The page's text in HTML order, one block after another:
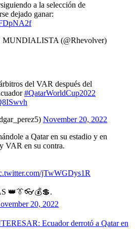
a la selección de
dejado ganar:
(@Rhevolver)
del VAR después del
#QatarWorldCup2022
November 20, 2022
a Qatar en su estadio y en
VAR en su contra.
jTwWGDys1R
👑👔👓💰💲.
20, 2022
Ecuador derrotó a Qatar en